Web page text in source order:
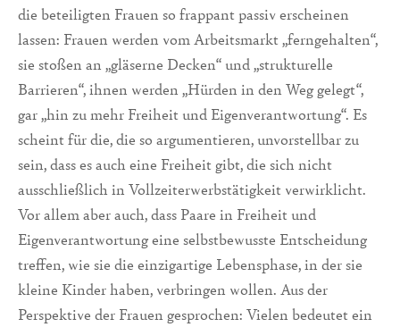
die beteiligten Frauen so frappant passiv erscheinen
lassen: Frauen werden vom Arbeitsmarkt „ferngehalten“,
sie stoßen an „gläserne Decken“ und „strukturelle
Barrieren“, ihnen werden „Hürden in den Weg gelegt“,
gar „hin zu mehr Freiheit und Eigenverantwortung“. Es
scheint für die, die so argumentieren, unvorstellbar zu
sein, dass es auch eine Freiheit gibt, die sich nicht
ausschließlich in Vollzeiterwerbstätigkeit verwirklicht.
Vor allem aber auch, dass Paare in Freiheit und
Eigenverantwortung eine selbstbewusste Entscheidung
treffen, wie sie die einzigartige Lebensphase, in der sie
kleine Kinder haben, verbringen wollen. Aus der
Perspektive der Frauen gesprochen: Vielen bedeutet ein